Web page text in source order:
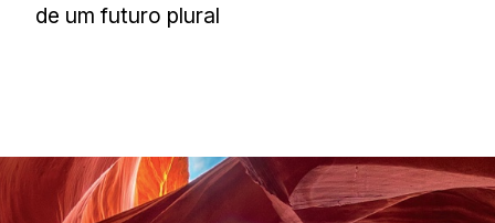
de um futuro plural